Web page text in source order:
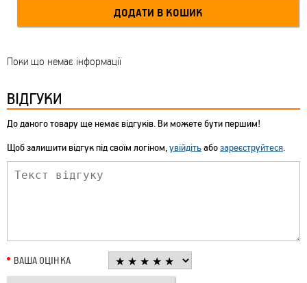
Поки що немає інформації
ВІДГУКИ
До даного товару ще немає відгуків. Ви можете бути першим!
Щоб залишити відгук під своїм логіном,увійдітьабозареєструйтеся.
ВАША ОЦІНКА